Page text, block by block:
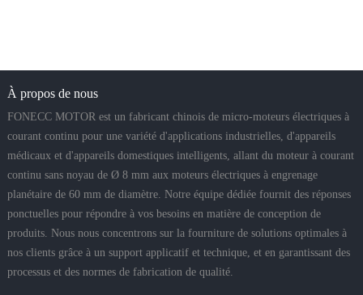
À propos de nous
FONECC MOTOR est un fabricant chinois de micro-moteurs électriques à
courant continu pour une variété d'applications industrielles, d'appareils
médicaux et d'appareils domestiques intelligents, allant du moteur à courant
continu sans noyau de Ø 8 mm aux moteurs électriques à engrenage
planétaire de 60 mm de diamètre. Notre équipe dédiée fournit des réponses
ponctuelles pour répondre à vos besoins en matière de conception de
produits. Nous nous concentrons sur la fourniture de solutions optimales à
nos clients grâce à un support applicatif et technique, et en garantissant des
processus et des normes de fabrication de qualité.